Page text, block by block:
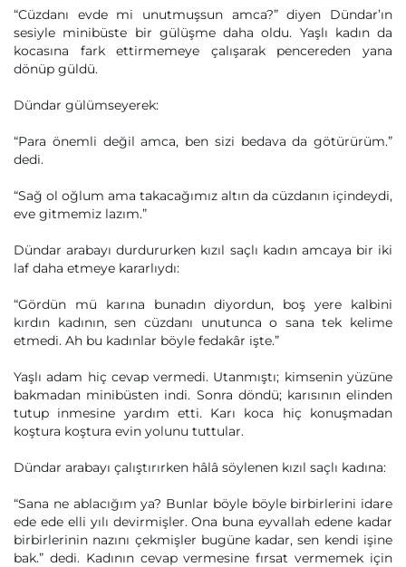
“Cüzdanı evde mi unutmuşsun amca?” diyen Dündar’ın
sesiyle minibüste bir gülüşme daha oldu. Yaşlı kadın da
kocasına fark ettirmemeye çalışarak pencereden yana
dönüp güldü.
Dündar gülümseyerek:
“Para önemli değil amca, ben sizi bedava da götürürüm.”
dedi.
“Sağ ol oğlum ama takacağımız altın da cüzdanın içindeydi,
eve gitmemiz lazım.”
Dündar arabayı durdururken kızıl saçlı kadın amcaya bir iki
laf daha etmeye kararlıydı:
“Gördün mü karına bunadın diyordun, boş yere kalbini
kırdın kadının, sen cüzdanı unutunca o sana tek kelime
etmedi. Ah bu kadınlar böyle fedakâr işte.”
Yaşlı adam hiç cevap vermedi. Utanmıştı; kimsenin yüzüne
bakmadan minibüsten indi. Sonra döndü; karısının elinden
tutup inmesine yardım etti. Karı koca hiç konuşmadan
koştura koştura evin yolunu tuttular.
Dündar arabayı çalıştırırken hâlâ söylenen kızıl saçlı kadına:
“Sana ne ablacığım ya? Bunlar böyle böyle birbirlerini idare
ede ede elli yılı devirmişler. Ona buna eyvallah edene kadar
birbirlerinin nazını çekmişler bugüne kadar, sen kendi işine
bak.” dedi. Kadının cevap vermesine fırsat vermemek için